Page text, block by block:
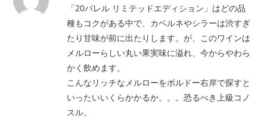
5段階で5
の評価
「20バレル リミテッドエディション」はどの品
種もコクがある中で、カベルネやシラーは渋すぎ
たり甘味が前に出たりします。が、このワインは
メルローらしい丸い果実味に溢れ、今からやわら
かく飲めます。
こんなリッチなメルローをボルドー右岸で探すと
いったいいくらかかるか。。。恐るべき上級コノ
スル。